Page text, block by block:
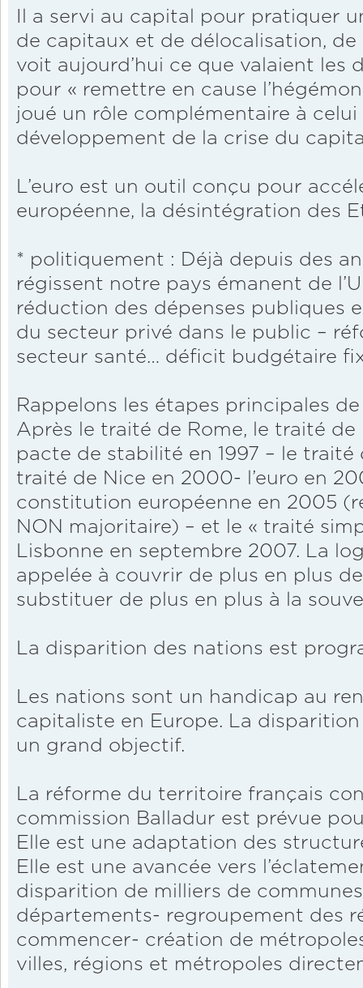
Il a servi au capital pour pratiquer
de capitaux et de délocalisation,
voit aujourd’hui ce que valaient les
pour « remettre en cause
joué un rôle complémentaire à
développement de la crise du
L’euro est un outil conçu pour
européenne, la désintégration des
* politiquement : Déjà depuis des
régissent notre pays émanent de
réduction des dépenses publiques
du secteur privé dans le public –
secteur santé… déficit budgétaire
Rappelons les étapes principales
Après le traité de Rome, le traité de
pacte de stabilité en 1997 – le traité
traité de Nice en 2000- l’euro en
constitution européenne en 2005
NON majoritaire) – et le « traité
Lisbonne en septembre 2007. La
appelée à couvrir de plus en plus
substituer de plus en plus à la
La disparition des nations est
Les nations sont un handicap au
capitaliste en Europe. La
un grand objectif.
La réforme du territoire français
commission Balladur est prévue
Elle est une adaptation des
Elle est une avancée vers
disparition de milliers de
départements- regroupement des
commencer- création de
villes, régions et métropoles